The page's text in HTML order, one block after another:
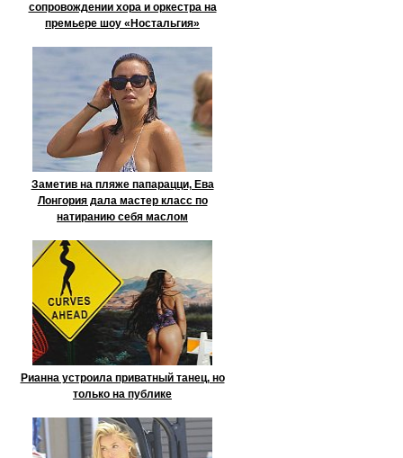
сопровождении хора и оркестра на
премьере шоу «Ностальгия»
Заметив на пляже папарацци, Ева
Лонгория дала мастер класс по
натиранию себя маслом
Рианна устроила приватный танец, но
только на публике